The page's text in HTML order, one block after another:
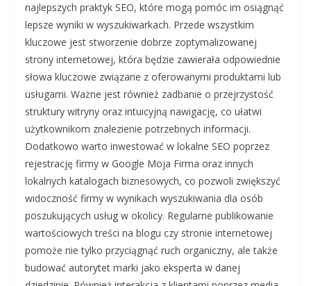
najlepszych praktyk SEO, które mogą pomóc im osiągnąć
lepsze wyniki w wyszukiwarkach. Przede wszystkim
kluczowe jest stworzenie dobrze zoptymalizowanej
strony internetowej, która będzie zawierała odpowiednie
słowa kluczowe związane z oferowanymi produktami lub
usługami. Ważne jest również zadbanie o przejrzystość
struktury witryny oraz intuicyjną nawigację, co ułatwi
użytkownikom znalezienie potrzebnych informacji.
Dodatkowo warto inwestować w lokalne SEO poprzez
rejestrację firmy w Google Moja Firma oraz innych
lokalnych katalogach biznesowych, co pozwoli zwiększyć
widoczność firmy w wynikach wyszukiwania dla osób
poszukujących usług w okolicy. Regularne publikowanie
wartościowych treści na blogu czy stronie internetowej
pomoże nie tylko przyciągnąć ruch organiczny, ale także
budować autorytet marki jako eksperta w danej